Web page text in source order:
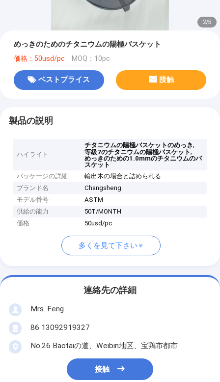
2/5
めっきのためのチタニウムの陽極バスケット
価格：50usd/pc MOQ：10pc
ベストプライス 接触
製品の説明
ハイライト
チタニウムの陽極バスケットのめっき,
等級7のチタニウムの陽極バスケット,
めっきのための1.0mmのチタニウムのバ
スケット
パッケージの詳細
輸出木の場合と詰められる
ブランド名
Changsheng
モデル番号
ASTM
供給の能力
50T/MONTH
価格
50usd/pc
多くを見て下さい
連絡先の詳細
Mrs. Feng
86 13092919327
No.26 Baotaiの道、Weibin地区、宝鶏市都市
接触